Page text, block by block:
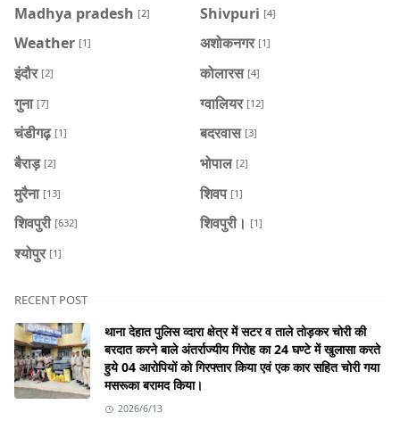
Madhya pradesh [2] Shivpuri [4]
Weather [1] अशोकनगर [1]
इंदौर [2] कोलारस [4]
गुना [7] ग्वालियर [12]
चंडीगढ़ [1] बदरवास [3]
बैराड़ [2] भोपाल [2]
मुरैना [13] शिवप [1]
शिवपुरी [632] शिवपुरी। [1]
श्योपुर [1]
RECENT POST
थाना देहात पुलिस व्दारा क्षेत्र में सटर व ताले तोड़कर चोरी की
बरदात करने बाले अंतर्राज्यीय गिरोह का 24 घण्टे में खुलासा करते
हुये 04 आरोपियों को गिरफ्तार किया एवं एक कार सहित चोरी गया
मसरूका बरामद किया।
2026/6/13